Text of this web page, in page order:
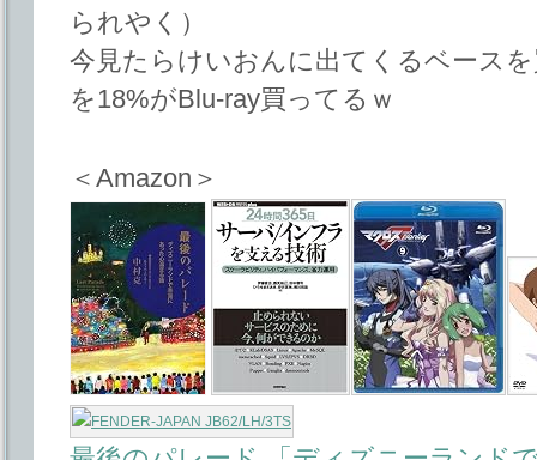
られやく）
今見たらけいおんに出てくるベース
を18%がBlu-ray買ってるｗ
＜Amazon＞